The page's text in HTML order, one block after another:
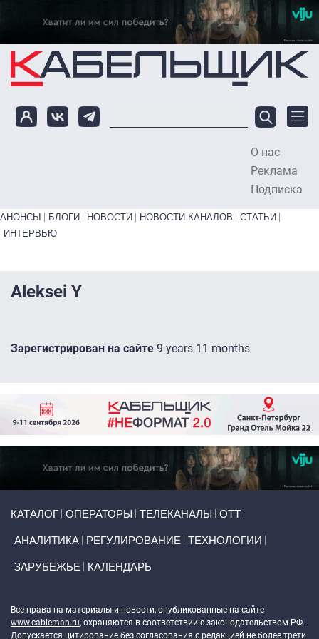
Перейти к основному содержанию
О нас
Реклама
Подписка
Primary links bottom
АНОНСЫ БЛОГИ НОВОСТИ НОВОСТИ КАНАЛОВ
СТАТЬИ
ИНТЕРВЬЮ
Aleksei Y
Зарегистрирован на сайте 9 years 11 months
КАТАЛОГ ОПЕРАТОРЫ ТЕЛЕКАНАЛЫ ОТТ
АНАЛИТИКА РЕГУЛИРОВАНИЕ ТЕХНОЛОГИИ
ЗАРУБЕЖЬЕ КАЛЕНДАРЬ
Все права на материалы и новости, опубликованные на сайте
www.cableman.ru, охраняются в соответствии с законодательством РФ.
Допускается цитирование без согласования с редакцией не более трети